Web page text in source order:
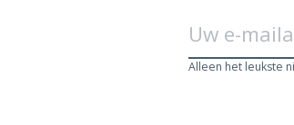
Alleen het leukste